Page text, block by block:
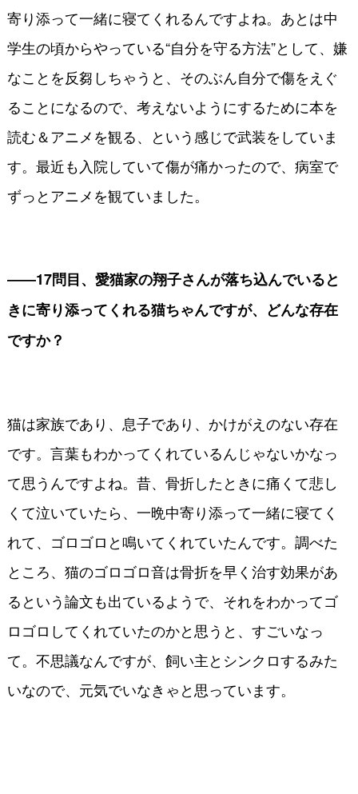
寄り添って一緒に寝てくれるんですよね。あとは中
学生の頃からやっている“自分を守る方法”として、嫌
なことを反芻しちゃうと、そのぶん自分で傷をえぐ
ることになるので、考えないようにするために本を
読む＆アニメを観る、という感じで武装をしていま
す。最近も入院していて傷が痛かったので、病室で
ずっとアニメを観ていました。
――17問目、愛猫家の翔子さんが落ち込んでいると
きに寄り添ってくれる猫ちゃんですが、どんな存在
ですか？
猫は家族であり、息子であり、かけがえのない存在
です。言葉もわかってくれているんじゃないかなっ
て思うんですよね。昔、骨折したときに痛くて悲し
くて泣いていたら、一晩中寄り添って一緒に寝てく
れて、ゴロゴロと鳴いてくれていたんです。調べた
ところ、猫のゴロゴロ音は骨折を早く治す効果があ
るという論文も出ているようで、それをわかってゴ
ロゴロしてくれていたのかと思うと、すごいなっ
て。不思議なんですが、飼い主とシンクロするみた
いなので、元気でいなきゃと思っています。